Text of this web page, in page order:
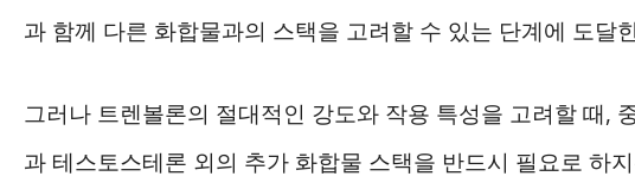
과 함께 다른 화합물과의 스택을 고려할 수 있는 단계에 도달
그러나 트렌볼론의 절대적인 강도와 작용 특성을 고려할 때,
과 테스토스테론 외의 추가 화합물 스택을 반드시 필요로 하